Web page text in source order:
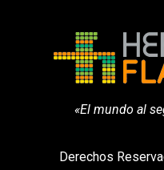
«El mundo al
Derechos